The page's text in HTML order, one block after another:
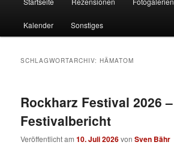
Kalender Sonstiges
SCHLAGWORTARCHIV:HÄMATOM
Rockharz Festival 2026 –
Festivalbericht
Veröffentlicht am10. Juli 2026vonSven Bähr